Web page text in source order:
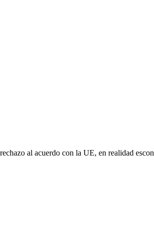
al acuerdo con la UE, en realidad